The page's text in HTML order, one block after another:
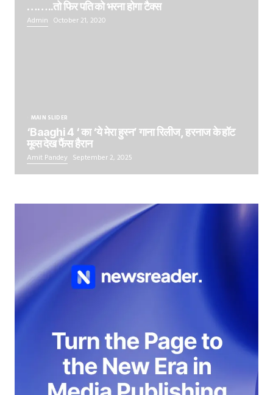
……..तो फिर पति को भरना होगा टैक्स
Admin October 21, 2020
MAIN SLIDER
‘Baaghi 4 ‘ का ‘ये मेरा हुस्न’ गाना रिलीज, हरनाज के हॉट
मूव्स देख फैंस हैरान
Amit Pandey September 2, 2025